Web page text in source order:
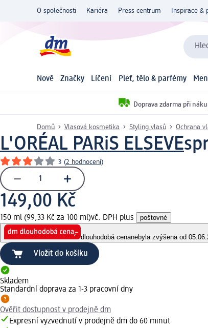
O společnosti Kariéra Press centrum Inspirace &
Nově Značky Líčení Pleť, tělo & parfémy
Doprava zdarma při
Domů Vlasová kosmetika Styling vlasů Ochrana
L'ORÉAL PARiS ELSEVE
3 (2 hodnocení)
149,00 Kč
150 ml (99,33 Kč za 100 ml)vč. DPH plus poštovné
dlouhodobá cenanebyla zvýšena od
Vložit do košíku
Skladem
Standardní doprava za 1-3 pracovní dny
Ověřit dostupnost v prodejně dm
Expresní vyzvednutí v prodejně dm do 60 minut